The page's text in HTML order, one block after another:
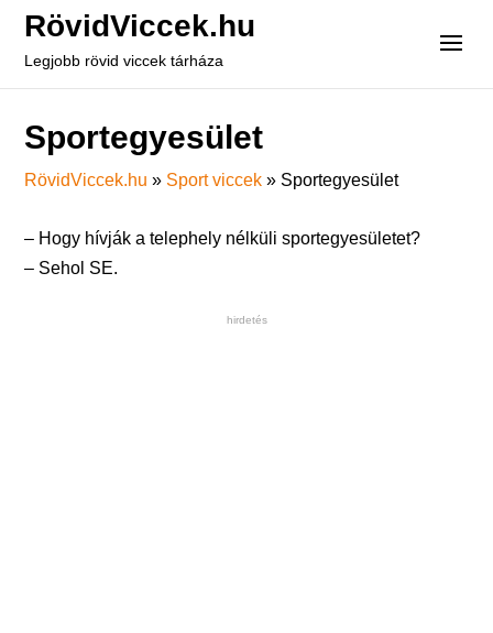
RövidViccek.hu
Legjobb rövid viccek tárháza
Sportegyesület
RövidViccek.hu » Sport viccek » Sportegyesület
– Hogy hívják a telephely nélküli sportegyesületet?
– Sehol SE.
hirdetés